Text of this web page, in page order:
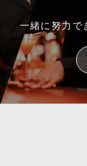
一緒に努力で